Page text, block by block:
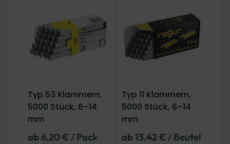
Typ 53 Klammern,
5000 Stück, 6–14
mm
ab 6,20 € / Pack
Typ 11 Klammern,
5000 Stück, 6–14
mm
ab 13,42 € / Beutel